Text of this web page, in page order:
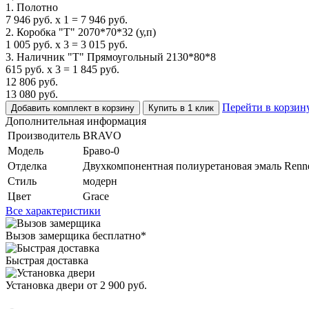
1. Полотно
7 946 руб. x 1 = 7 946 руб.
2. Коробка "Т" 2070*70*32 (у,п)
1 005 руб. x 3 = 3 015 руб.
3. Наличник "Т" Прямоугольный 2130*80*8
615 руб. x 3 = 1 845 руб.
12 806 руб.
13 080 руб.
Добавить комплект в корзину Купить в 1 клик
Перейти в
Дополнительная информация
Производитель BRAVO
Модель
Браво-0
Отделка
Двухкомпонентная полиуретановая эмаль
Стиль
модерн
Цвет
Grace
Все характеристики
Вызов замерщика бесплатно*
Быстрая доставка
Установка двери от 2 900 руб.